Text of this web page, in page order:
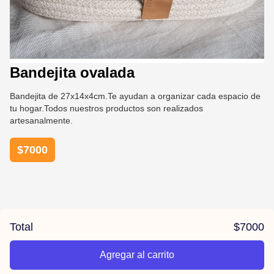
Bandejita ovalada
Bandejita de 27x14x4cm.Te ayudan a organizar cada espacio de
tu hogar.Todos nuestros productos son realizados
artesanalmente.
$7000
Total $7000
Agregar al carrito